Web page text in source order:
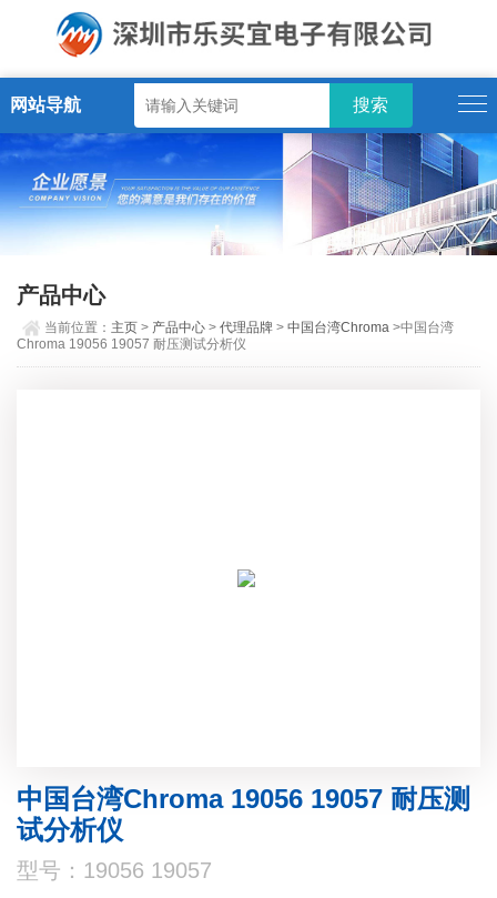
网站导航
产品中心
当前位置： 主页 > 产品中心 >代理品牌 >中国台湾Chroma >中国台湾
Chroma 19056 19057 耐压测试分析仪
中国台湾Chroma 19056 19057 耐压测
试分析仪
型号：19056 19057